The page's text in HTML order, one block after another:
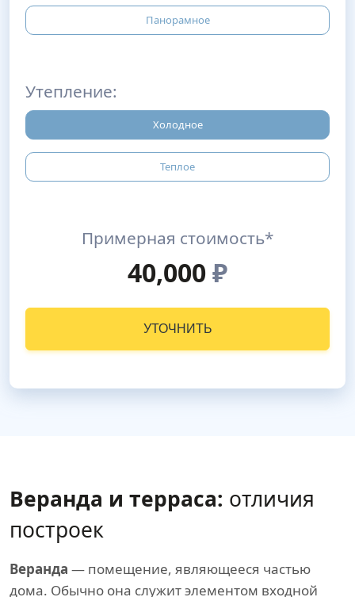
Панорамное
Утепление:
Холодное
Теплое
Примерная стоимость*
40,000₽
УТОЧНИТЬ
Веранда и терраса: отличия
построек
Веранда — помещение, являющееся частью
дома. Обычно она служит элементом входной